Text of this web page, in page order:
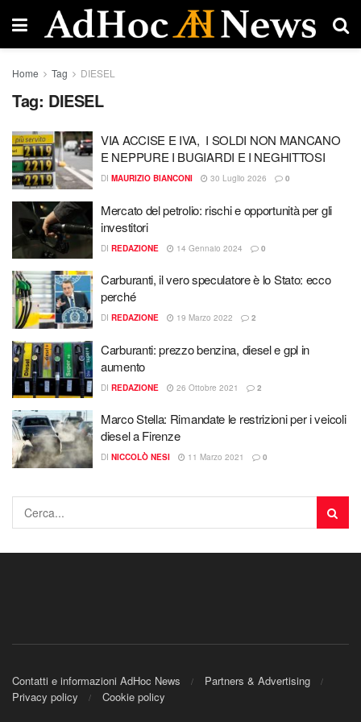
Home Tag DIESEL
Tag: DIESEL
VIA ACCISE E IVA, I SOLDI NON MANCANO
E NEPPURE I BUGIARDI E I NEGHITTOSI
DI MAURIZIO BIANCONI 30 Luglio 2026 0
Mercato del petrolio: rischi e opportunità per gli
investitori
DI REDAZIONE 14 Gennaio 2024 0
Carburanti, il vero speculatore è lo Stato: ecco
perché
DI REDAZIONE 19 Marzo 2022 2
Carburanti: prezzo benzina, diesel e gpl in
aumento
DI REDAZIONE 26 Ottobre 2021 2
Marco Stella: Rimandate le restrizioni per i veicoli
diesel a Firenze
DI NICCOLÒ NESI 11 Marzo 2021 0
Contatti e informazioni AdHoc News
Partners & Advertising
Privacy policy
Cookie policy